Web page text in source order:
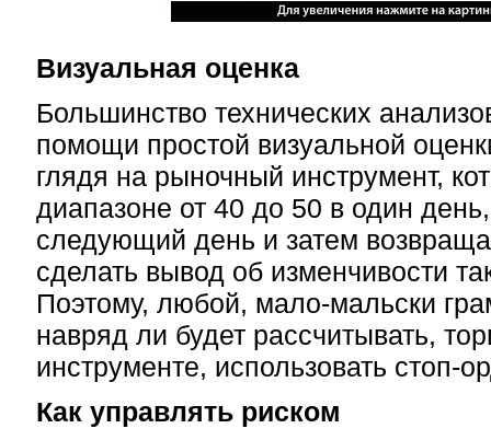
Визуальная оценка
Большинство технических
помощи простой визуальной
глядя на рыночный инструмент,
диапазоне от 40 до 50 в один
следующий день и затем
сделать вывод об изменчивости
Поэтому, любой, мало-мальски
навряд ли будет рассчитывать,
инструменте, использовать стоп-
Как управлять риском